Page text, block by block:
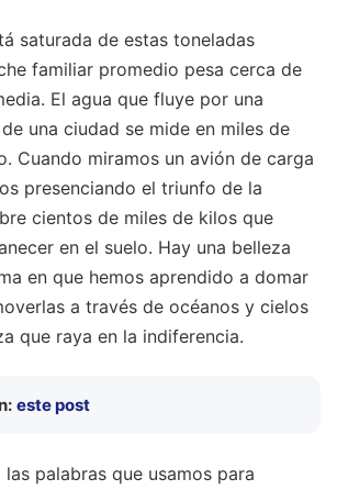
saturada de estas toneladas
familiar promedio pesa cerca de
El agua que fluye por una
una ciudad se mide en miles de
Cuando miramos un avión de carga
presenciando el triunfo de la
cientos de miles de kilos que
en el suelo. Hay una belleza
en que hemos aprendido a domar
a través de océanos y cielos
que raya en la indiferencia.
este post
palabras que usamos para